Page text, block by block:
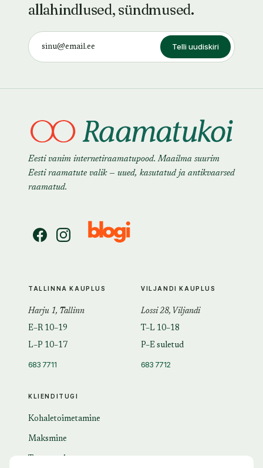
allahindlused, sündmused.
Telli uudiskiri
Eesti vanim internetiraamatupood. Maailma suurim
Eesti raamatute valik — uued, kasutatud ja antikvaarsed
raamatud.
KLIENDITUGI
Kohaletoimetamine
Maksmine
TALLINNA KAUPLUS
Harju 1, Tallinn
E–R 10–19
L–P 10–17
683 7711
VILJANDI KAUPLUS
Lossi 28, Viljandi
T–L 10–18
P–E suletud
683 7712